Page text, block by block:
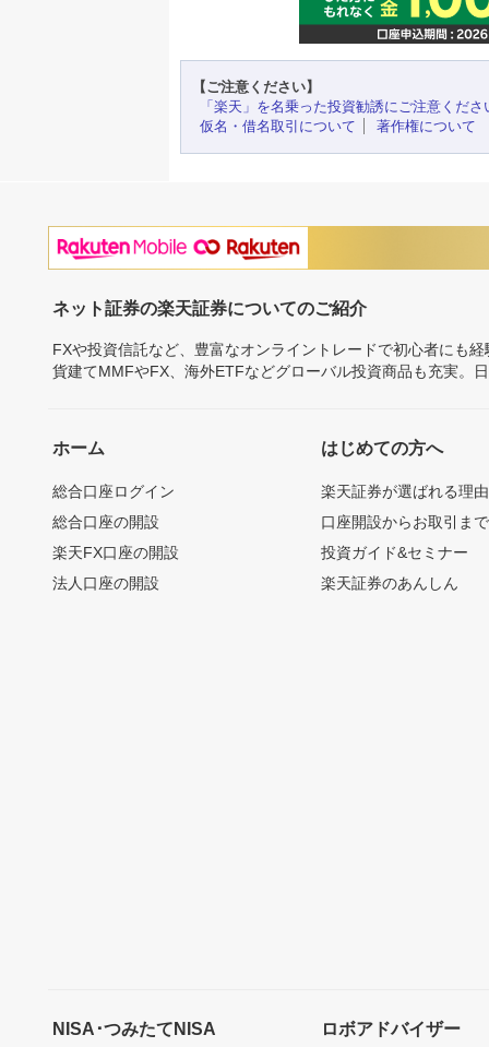
【ご注意ください】
「楽天」を名乗った投資勧誘にご注意くださ
仮名・借名取引について
著作権について
ネット証券の楽天証券についてのご紹介
FXや投資信託など、豊富なオンライントレードで初心者にも
貨建てMMFやFX、海外ETFなどグローバル投資商品も充実。
ホーム
総合口座ログイン
総合口座の開設
楽天FX口座の開設
法人口座の開設
はじめての方へ
楽天証券が選ばれる理由
口座開設からお取引ま
投資ガイド&セミナー
楽天証券のあんしん
NISA･つみたてNISA ロボアドバイザー